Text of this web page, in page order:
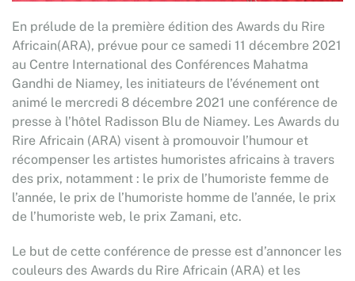
En prélude de la première édition des Awards du Rire
Africain(ARA), prévue pour ce samedi 11 décembre 2021
au Centre International des Conférences Mahatma
Gandhi de Niamey, les initiateurs de l’événement ont
animé le mercredi 8 décembre 2021 une conférence de
presse à l’hôtel Radisson Blu de Niamey. Les Awards du
Rire Africain (ARA) visent à promouvoir l’humour et
récompenser les artistes humoristes africains à travers
des prix, notamment : le prix de l’humoriste femme de
l’année, le prix de l’humoriste homme de l’année, le prix
de l’humoriste web, le prix Zamani, etc.
Le but de cette conférence de presse est d’annoncer les
couleurs des Awards du Rire Africain (ARA) et les